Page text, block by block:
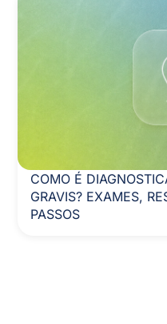
COMO É
GRAVIS? EXAMES,
PASSOS